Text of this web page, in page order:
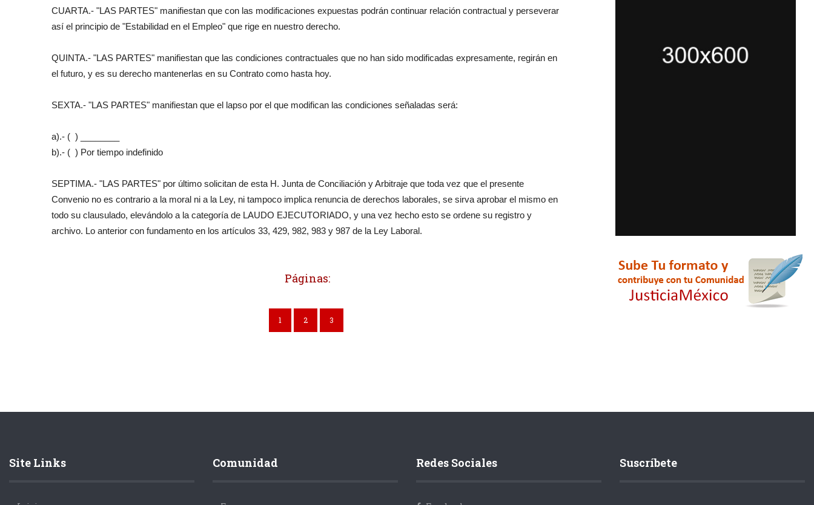
CUARTA.- "LAS PARTES" manifiestan que con las modificaciones expuestas podrán continuar relación contractual y perseverar
así el principio de "Estabilidad en el Empleo" que rige en nuestro derecho.
QUINTA.- "LAS PARTES" manifiestan que las condiciones contractuales que no han sido modificadas expresamente, regirán en
el futuro, y es su derecho mantenerlas en su Contrato como hasta hoy.
SEXTA.- "LAS PARTES" manifiestan que el lapso por el que modifican las condiciones señaladas será:
a).- ( ) ________
b).- ( ) Por tiempo indefinido
SEPTIMA.- "LAS PARTES" por último solicitan de esta H. Junta de Conciliación y Arbitraje que toda vez que el presente
Convenio no es contrario a la moral ni a la Ley, ni tampoco implica renuncia de derechos laborales, se sirva aprobar el mismo en
todo su clausulado, elevándolo a la categoría de LAUDO EJECUTORIADO, y una vez hecho esto se ordene su registro y
archivo. Lo anterior con fundamento en los artículos 33, 429, 982, 983 y 987 de la Ley Laboral.
Páginas:
1 2 3
Site Links Comunidad Redes Sociales Suscríbete